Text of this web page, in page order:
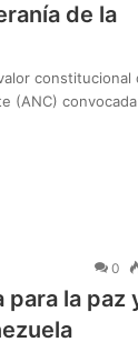
de la
constitucional
(ANC)
0
la paz